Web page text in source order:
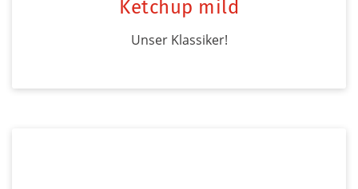
Ketchup mild
Unser Klassiker!